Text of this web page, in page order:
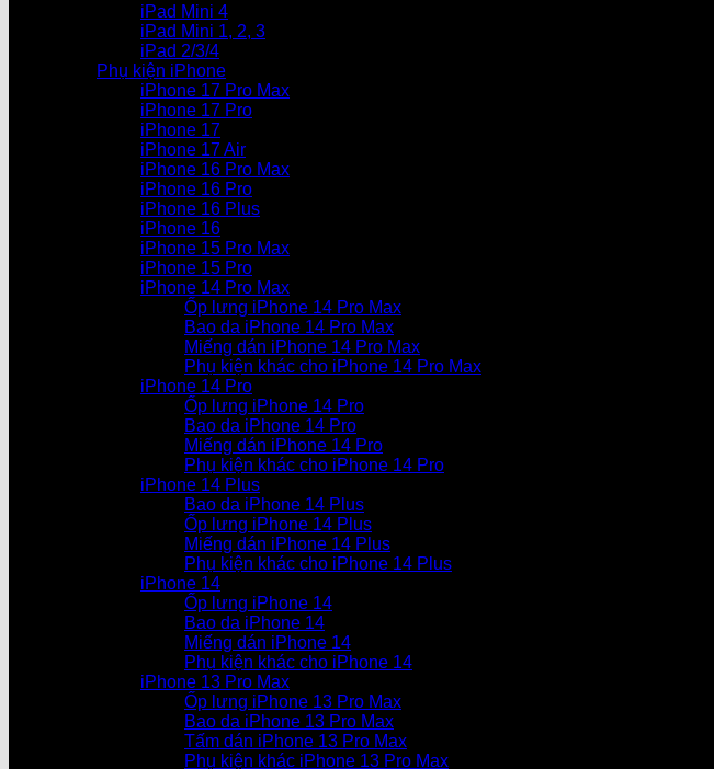
iPad Mini 4
iPad Mini 1, 2, 3
iPad 2/3/4
Phụ kiện iPhone
iPhone 17 Pro Max
iPhone 17 Pro
iPhone 17
iPhone 17 Air
iPhone 16 Pro Max
iPhone 16 Pro
iPhone 16 Plus
iPhone 16
iPhone 15 Pro Max
iPhone 15 Pro
iPhone 14 Pro Max
Ốp lưng iPhone 14 Pro Max
Bao da iPhone 14 Pro Max
Miếng dán iPhone 14 Pro Max
Phụ kiện khác cho iPhone 14 Pro Max
iPhone 14 Pro
Ốp lưng iPhone 14 Pro
Bao da iPhone 14 Pro
Miếng dán iPhone 14 Pro
Phụ kiện khác cho iPhone 14 Pro
iPhone 14 Plus
Bao da iPhone 14 Plus
Ốp lưng iPhone 14 Plus
Miếng dán iPhone 14 Plus
Phụ kiện khác cho iPhone 14 Plus
iPhone 14
Ốp lưng iPhone 14
Bao da iPhone 14
Miếng dán iPhone 14
Phụ kiện khác cho iPhone 14
iPhone 13 Pro Max
Ốp lưng iPhone 13 Pro Max
Bao da iPhone 13 Pro Max
Tấm dán iPhone 13 Pro Max
Phụ kiện khác iPhone 13 Pro Max